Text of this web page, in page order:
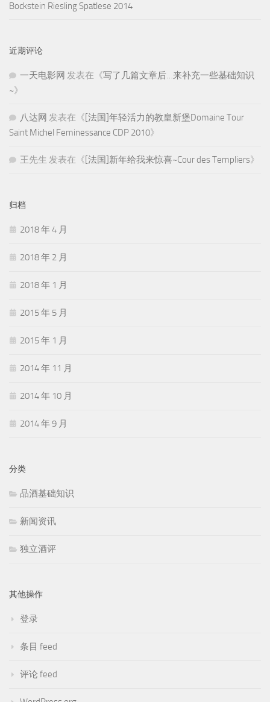
Bockstein Riesling Spatlese 2014
近期评论
一天电影网 发表在《写了几篇文章后…来补充一些基础知识
~》
八达网 发表在《[法国]年轻活力的教皇新堡Domaine Tour
Saint Michel Feminessance CDP 2010》
王先生 发表在《[法国]新年给我来惊喜~Cour des Templiers》
归档
2018 年 4 月
2018 年 2 月
2018 年 1 月
2015 年 5 月
2015 年 1 月
2014 年 11 月
2014 年 10 月
2014 年 9 月
分类
品酒基础知识
新闻资讯
独立酒评
其他操作
登录
条目 feed
评论 feed